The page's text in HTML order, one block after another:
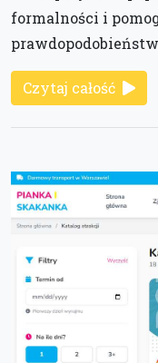
formalności i
Czytaj całość